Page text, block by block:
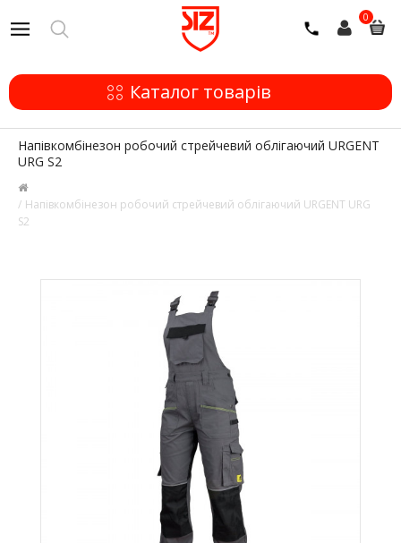
0
Каталог товарів
Напівкомбінезон робочий стрейчевий облігаючий URGENT
URG S2
Напівкомбінезон робочий стрейчевий облігаючий URGENT URG
S2